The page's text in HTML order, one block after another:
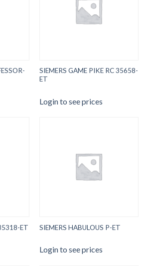
SIEMERS GAME PIKE RC 35658-
ET
Login to see prices
ET SIEMERS HABULOUS P-ET
Login to see prices